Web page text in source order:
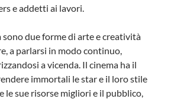
e addetti ai lavori.
sono due forme di arte e creatività
a parlarsi in modo continuo,
a vicenda. Il cinema ha il
immortali le star e il loro stile
le sue risorse migliori e il pubblico,